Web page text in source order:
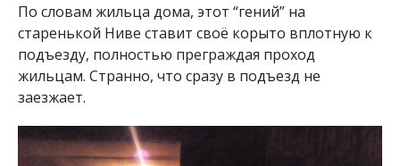
По словам жильца дома, этот “гений” на
старенькой Ниве ставит своё корыто вплотную к
подъезду, полностью преграждая проход
жильцам. Странно, что сразу в подъезд не
заезжает.